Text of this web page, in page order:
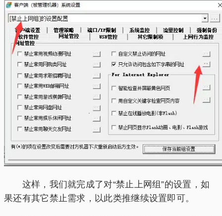
这样，我们就完成了对“禁止上网组”的设置，如
果还有其它禁止需求，以此类推继续设置即可。